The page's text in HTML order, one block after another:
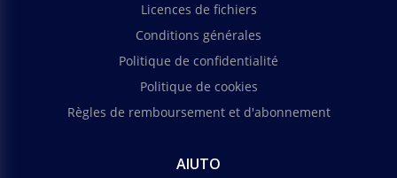
Licences de fichiers
Conditions générales
Politique de confidentialité
Politique de cookies
Règles de remboursement et d'abonnement
AIUTO